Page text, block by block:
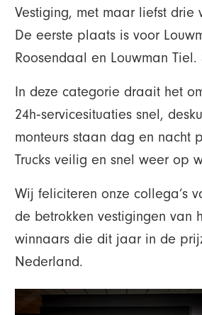
Vestiging, met maar liefst drie
De eerste plaats is voor
Roosendaal en Louwman
In deze categorie draait het
24h‑servicesituaties snel,
monteurs staan dag en nacht
Trucks veilig en snel weer op
Wij feliciteren onze collega’s
de betrokken vestigingen van
winnaars die dit jaar in de
Nederland.